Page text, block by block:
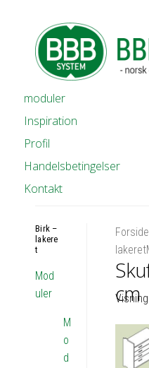
moduler
Inspiration
Profil
Handelsbetingelser
Kontakt
Forside
lakeret
cm
Birk –
lakere
t
Mod
uler
M
o
d